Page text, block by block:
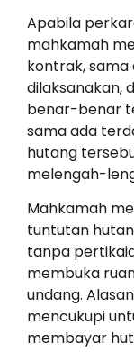
Apabila
mahkamah
kontrak, sama
dilaksanakan,
benar-benar
sama ada
hutang
melengah-
Mahkamah
tuntutan
tanpa
membuka
undang.
mencukupi
membayar